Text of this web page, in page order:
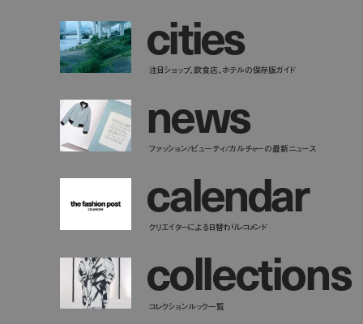
cities
注目ショップ、飲食店、ホテルの保存版ガイド
news
ファッション/ビューティ/カルチャーの最新ニュース
calendar
クリエイターによる日替わりレコメンド
collections
コレクションルック一覧